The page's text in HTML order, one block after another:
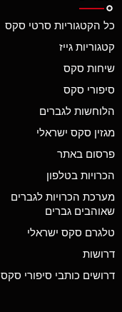
כל הקטגוריות סרטי סקס
קטגוריות גייז
שיחות סקס
סיפורי סקס
הלוחשות לגברים
מגזין סקס ישראלי
פרסום באתר
הכרויות בטלפון
מערכת הכרויות לגברים
שאוהבים גברים
טלגרם סקס ישראלי
דרושות
דרושים כותבי סיפורי סקס